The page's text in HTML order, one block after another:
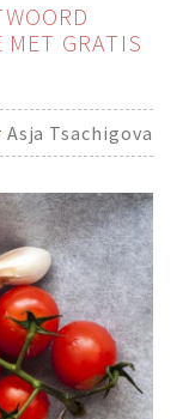
MET GRATIS
Asja Tsachigova